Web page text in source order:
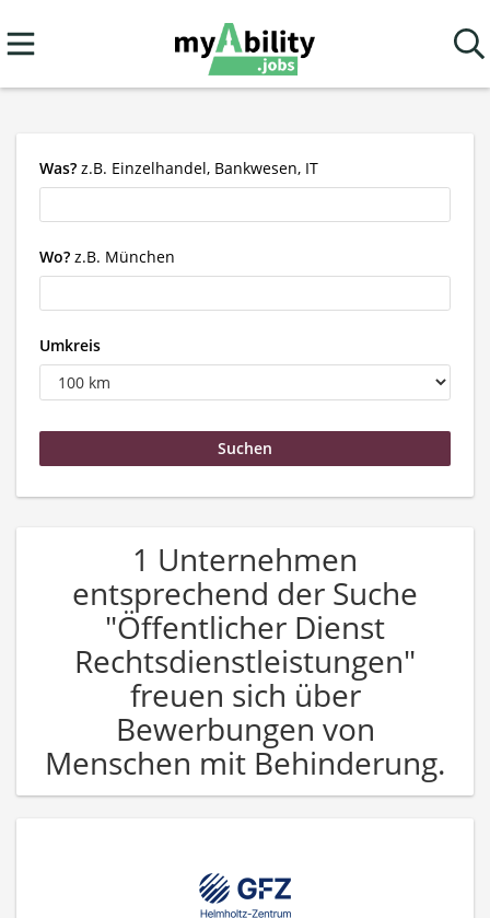
Was? z.B. Einzelhandel, Bankwesen, IT
Wo? z.B. München
Umkreis
1 Unternehmen
entsprechend der Suche
"Öffentlicher Dienst
Rechtsdienstleistungen"
freuen sich über
Bewerbungen von
Menschen mit Behinderung.